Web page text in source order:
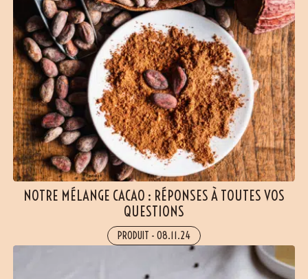
(2 avis)
NOTRE MÉLANGE CACAO : RÉPONSES À TOUTES VOS
QUESTIONS
PRODUIT - 08.11.24